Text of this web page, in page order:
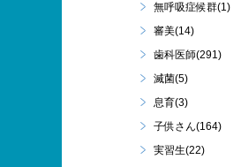
無呼吸症候群(1)
審美(14)
歯科医師(291)
滅菌(5)
息育(3)
子供さん(164)
実習生(22)